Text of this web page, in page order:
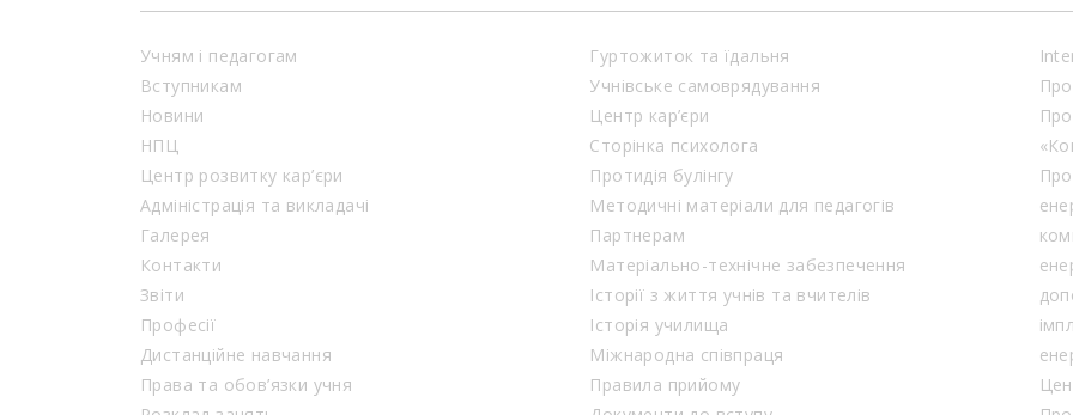
Учням і педагогам
Вступникам
Новини
НПЦ
Центр розвитку кар’єри
Адміністрація та викладачі
Галерея
Контакти
Звіти
Професії
Дистанційне навчання
Права та обов’язки учня
Гуртожиток та їдальня
Учнівське самоврядування
Центр кар’єри
Сторінка психолога
Протидія булінгу
Методичні матеріали для педагогів
Партнерам
Матеріально-технічне забезпечення
Історії з життя учнів та вчителів
Історія училища
Міжнародна співпраця
Правила прийому